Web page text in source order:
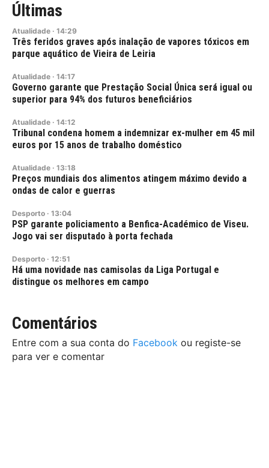
Últimas
Atualidade · 14:29
Três feridos graves após inalação de vapores tóxicos em
parque aquático de Vieira de Leiria
Atualidade · 14:17
Governo garante que Prestação Social Única será igual ou
superior para 94% dos futuros beneficiários
Atualidade · 14:12
Tribunal condena homem a indemnizar ex-mulher em 45 mil
euros por 15 anos de trabalho doméstico
Atualidade · 13:18
Preços mundiais dos alimentos atingem máximo devido a
ondas de calor e guerras
Desporto · 13:04
PSP garante policiamento a Benfica-Académico de Viseu.
Jogo vai ser disputado à porta fechada
Desporto · 12:51
Há uma novidade nas camisolas da Liga Portugal e
distingue os melhores em campo
Comentários
Entre com a sua conta do Facebook ou registe-se
para ver e comentar